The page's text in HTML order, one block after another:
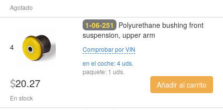
Agotado
4
1-06-251 Polyurethane bushing front
suspension, upper arm
Comprobar por VIN
en el coche: 4 uds.
paquete: 1 uds.
20.27
En stock
Añadir al carrito